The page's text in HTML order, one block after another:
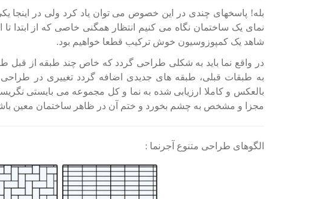
بله! پاسخهای چندی در این خصوص می توان یاد کرد ولی در اینجا
نمای یک ساختمان نگاه می کنیم انتظار همگنی خاصی که از ابتدا
شاهد یک کمپوزوسیون خوش ترکیب قطعا خواهیم بود.
در واقع نما باید به شکلی طراحی گردد که خاص چند طبقه از قبل
به طبقات قبلی، طبقه های جدیدی اضافه گردد تغییری در طراحی
بالعکس و کاملا ارزیابی شده به نما و کل مجموعه می بایستی
مجزا و مشخص به چشم بخورد و ختم آن در ظاهر ساختمان معین
الگوهای طراحی متنوع آجرنما :